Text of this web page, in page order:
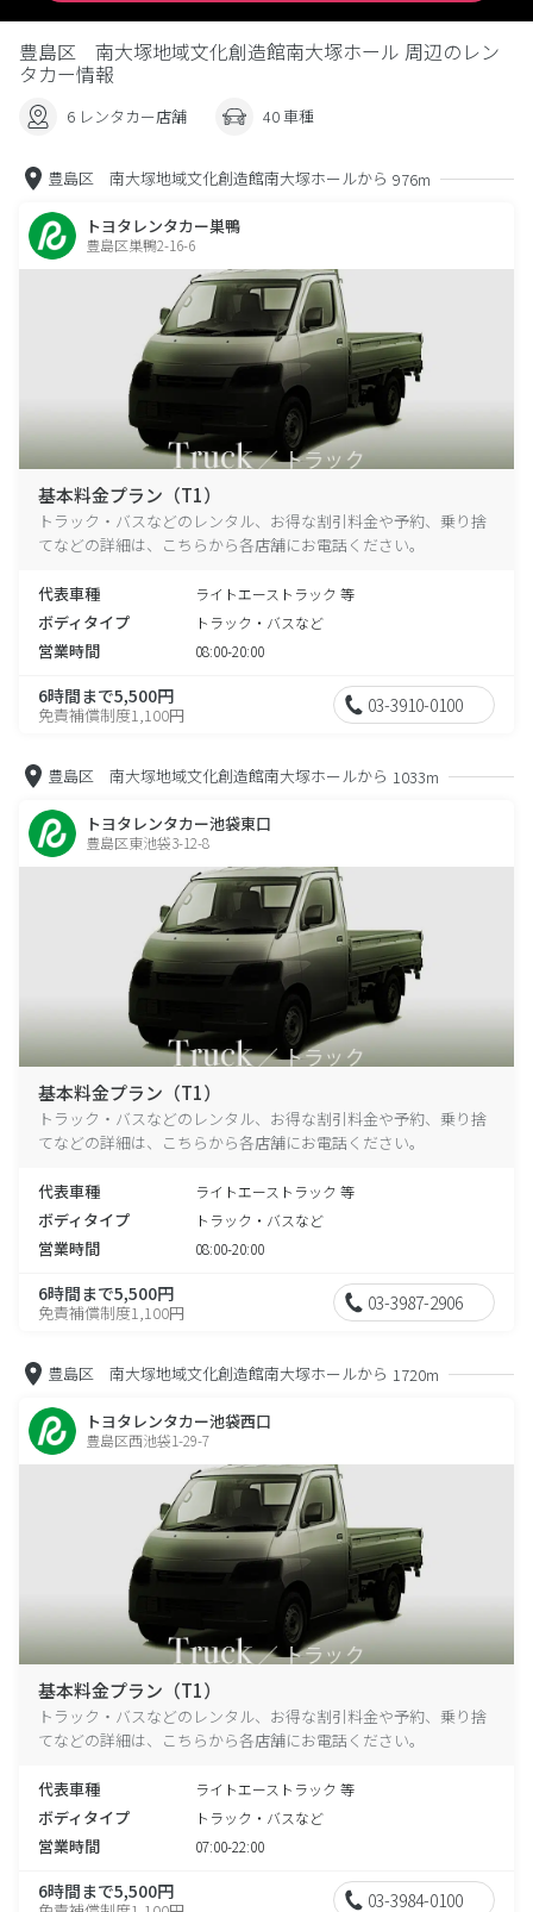
豊島区 南大塚地域文化創造館南大塚ホール 周辺のレン
タカー情報
6 レンタカー店舗 40 車種
豊島区 南大塚地域文化創造館南大塚ホールから 976m
トヨタレンタカー巣鴨
豊島区巣鴨2-16-6
基本料金プラン（T1）
トラック・バスなどのレンタル、お得な割引料金や予約、乗り捨
てなどの詳細は、こちらから各店舗にお電話ください。
代表車種 ライトエーストラック 等
ボディタイプ トラック・バスなど
営業時間 08:00-20:00
6時間まで5,500円
免責補償制度1,100円 03-3910-0100
豊島区 南大塚地域文化創造館南大塚ホールから 1033m
トヨタレンタカー池袋東口
豊島区東池袋3-12-8
基本料金プラン（T1）
トラック・バスなどのレンタル、お得な割引料金や予約、乗り捨
てなどの詳細は、こちらから各店舗にお電話ください。
代表車種 ライトエーストラック 等
ボディタイプ トラック・バスなど
営業時間 08:00-20:00
6時間まで5,500円
免責補償制度1,100円 03-3987-2906
豊島区 南大塚地域文化創造館南大塚ホールから 1720m
トヨタレンタカー池袋西口
豊島区西池袋1-29-7
基本料金プラン（T1）
トラック・バスなどのレンタル、お得な割引料金や予約、乗り捨
てなどの詳細は、こちらから各店舗にお電話ください。
代表車種 ライトエーストラック 等
ボディタイプ トラック・バスなど
営業時間 07:00-22:00
6時間まで5,500円 03-3984-0100